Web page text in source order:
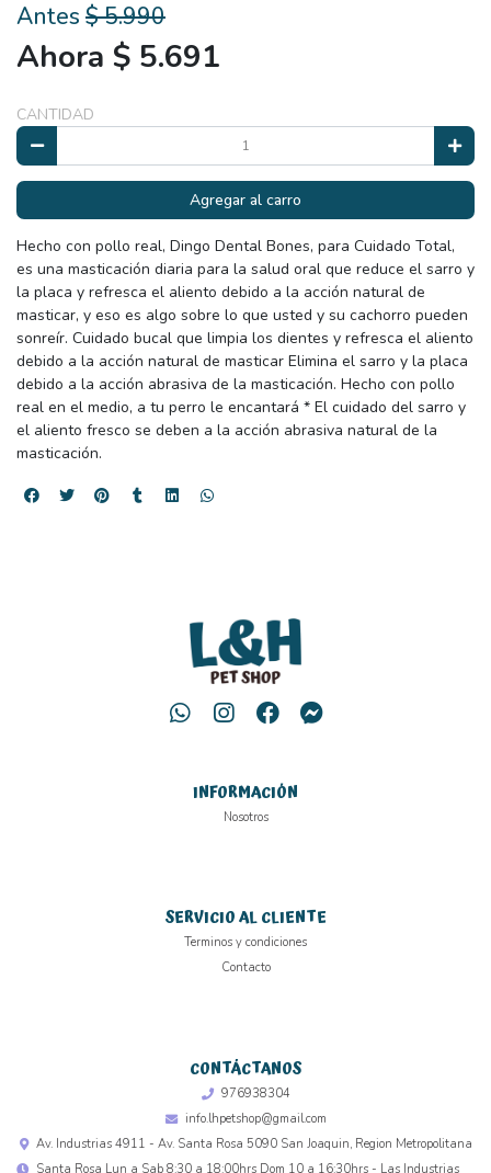
Antes $ 5.990
Ahora $ 5.691
CANTIDAD
Agregar al carro
Hecho con pollo real, Dingo Dental Bones, para Cuidado Total,
es una masticación diaria para la salud oral que reduce el sarro y
la placa y refresca el aliento debido a la acción natural de
masticar, y eso es algo sobre lo que usted y su cachorro pueden
sonreír. Cuidado bucal que limpia los dientes y refresca el aliento
debido a la acción natural de masticar Elimina el sarro y la placa
debido a la acción abrasiva de la masticación. Hecho con pollo
real en el medio, a tu perro le encantará * El cuidado del sarro y
el aliento fresco se deben a la acción abrasiva natural de la
masticación.
INFORMACIÓN
Nosotros
SERVICIO AL CLIENTE
Terminos y condiciones
Contacto
CONTÁCTANOS
976938304
info.lhpetshop@gmail.com
Av. Industrias 4911 - Av. Santa Rosa 5090 San Joaquin, Region Metropolitana
Santa Rosa Lun a Sab 8:30 a 18:00hrs Dom 10 a 16:30hrs - Las Industrias